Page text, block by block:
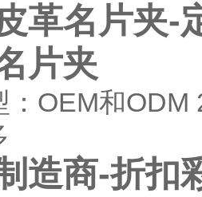
革名片夹-
片夹
：OEM和
造商-折扣